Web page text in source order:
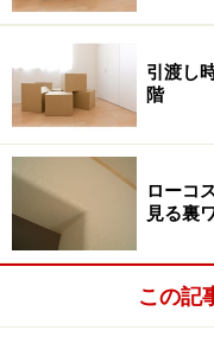
夏は素足で肌触りを
作用もあります。フ
せんが畳なら大丈夫
ぎスペースにもなっ
リビングに設けられた
引渡し
階
ローコ
見る裏
この記